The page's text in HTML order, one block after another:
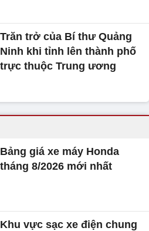
Trăn trở của Bí thư Quảng
Ninh khi tỉnh lên thành phố
trực thuộc Trung ương
Bảng giá xe máy Honda
tháng 8/2026 mới nhất
Khu vực sạc xe điện chung